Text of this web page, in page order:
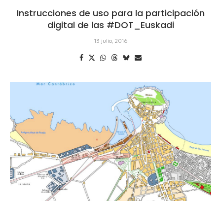
Instrucciones de uso para la participación
digital de las #DOT_Euskadi
13 julio, 2016